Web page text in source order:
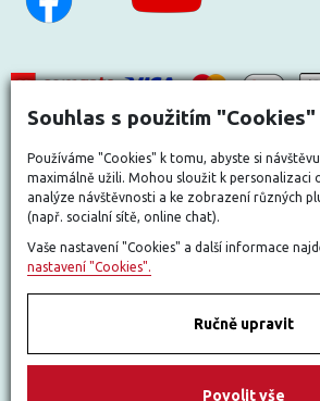
Souhlas s použitím "Cookies"
Používáme "Cookies" k tomu, abyste si
maximálně užili. Mohou sloužit k personalizaci
analýze návštěvnosti a ke zobrazení různých
(např. socialní sítě, online chat).
Vaše nastavení "Cookies" a další informace
nastavení "Cookies".
Ručně upravit
Povolit vše